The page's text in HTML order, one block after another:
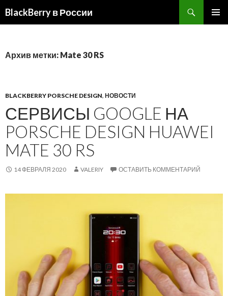
BlackBerry в России
Архив метки: Mate 30 RS
BLACKBERRY PORSCHE DESIGN, НОВОСТИ
СЕРВИСЫ GOOGLE НА
PORSCHE DESIGN HUAWEI
MATE 30 RS
14 ФЕВРАЛЯ 2020 VALERIY ОСТАВИТЬ КОММЕНТАРИЙ